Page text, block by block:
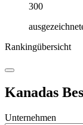
300
Rankingübersicht
Kanadas
Unternehmen